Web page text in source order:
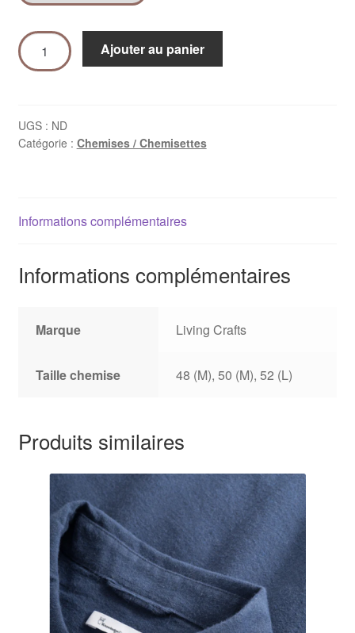
Ajouter au panier
UGS : ND
Catégorie : Chemises / Chemisettes
Informations complémentaires
Informations complémentaires
Marque Living Crafts
Taille chemise 48 (M), 50 (M), 52 (L)
Produits similaires